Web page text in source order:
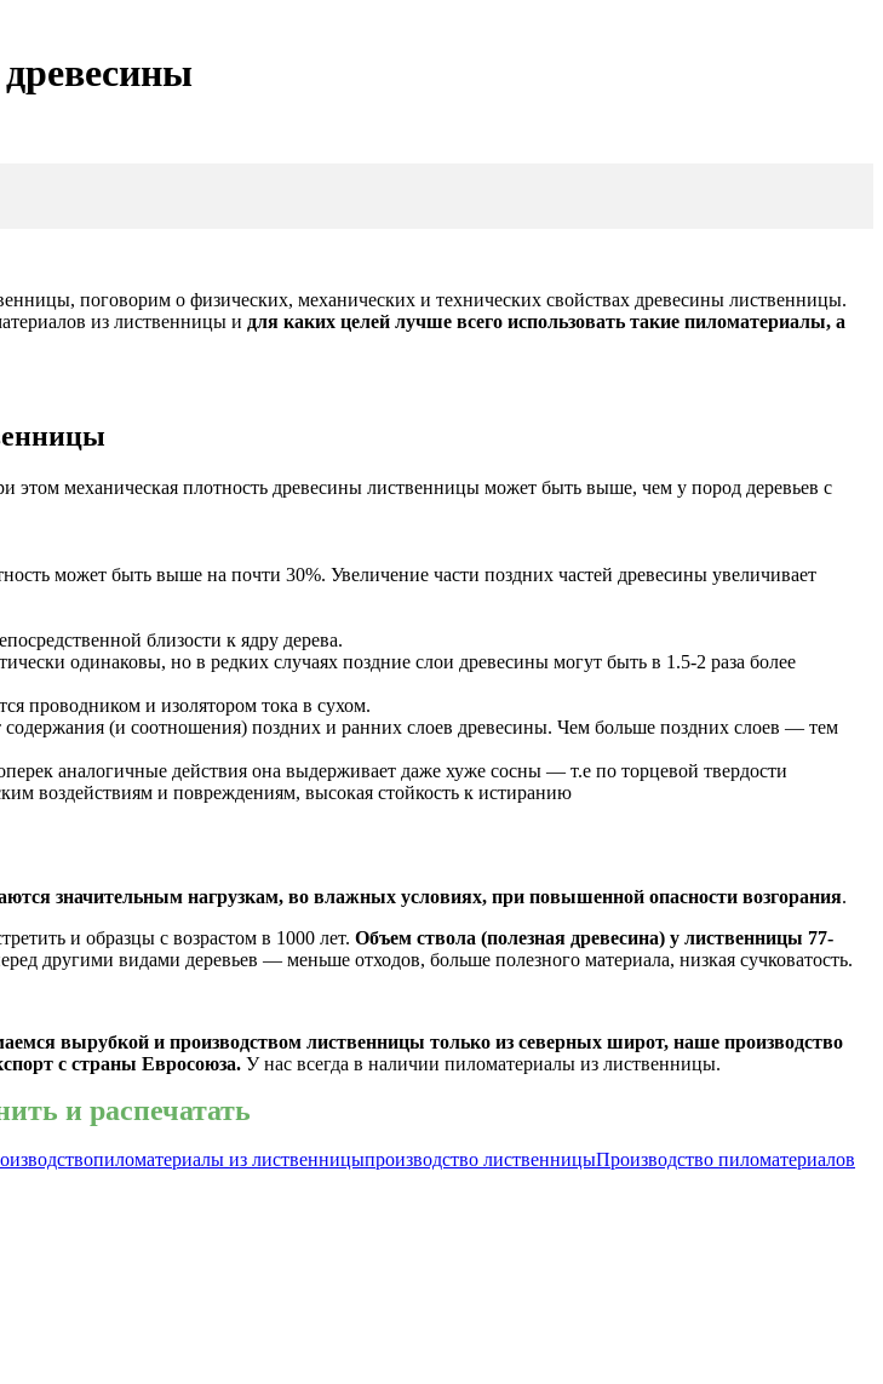
поговорим о физических, механических и технических свойствах древесины лиственницы.
из лиственницы и для каких целей лучше всего использовать такие пиломатериалы, а
этом механическая плотность древесины лиственницы может быть выше, чем у пород деревьев с
может быть выше на почти 30%. Увеличение части поздних частей древесины увеличивает
близости к ядру дерева.
одинаковы, но в редких случаях поздние слои древесины могут быть в 1.5-2 раза более
проводником и изолятором тока в сухом.
(и соотношения) поздних и ранних слоев древесины. Чем больше поздних слоев — тем
аналогичные действия она выдерживает даже хуже сосны — т.е по торцевой твердости
воздействиям и повреждениям, высокая стойкость к истиранию
значительным нагрузкам, во влажных условиях, при повышенной опасности возгорания.
и образцы с возрастом в 1000 лет. Объем ствола (полезная древесина) у лиственницы 77-
другими видами деревьев — меньше отходов, больше полезного материала, низкая сучковатость.
вырубкой и производством лиственницы только из северных широт, наше производство
с страны Евросоюза. У нас всегда в наличии пиломатериалы из лиственницы.
и распечатать
пиломатериалы из лиственницыпроизводство лиственницыПроизводство пиломатериалов